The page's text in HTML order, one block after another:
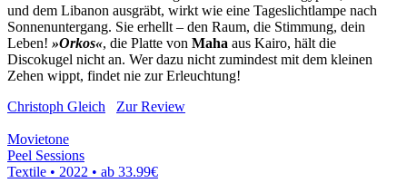
und dem Libanon ausgräbt, wirkt wie eine Tageslichtlampe nach
Sonnenuntergang. Sie erhellt – den Raum, die Stimmung, dein
Leben! »Orkos«, die Platte von Maha aus Kairo, hält die
Discokugel nicht an. Wer dazu nicht zumindest mit dem kleinen
Zehen wippt, findet nie zur Erleuchtung!
Christoph Gleich
Zur Review
Movietone
Peel Sessions
Textile • 2022 • ab 33.99€